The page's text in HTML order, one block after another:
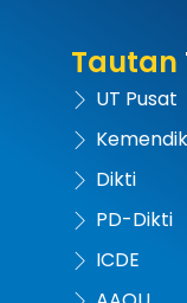
Tautan
UT Pusat
Dikti
PD-Dikti
ICDE